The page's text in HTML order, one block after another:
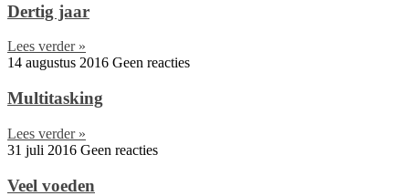
Dertig jaar
Lees verder »
14 augustus 2016 Geen reacties
Multitasking
Lees verder »
31 juli 2016 Geen reacties
Veel voeden